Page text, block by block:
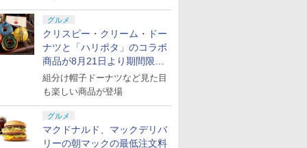
グルメ
クリスピー・クリーム・ドー
ナツと「ハリポタ」のコラボ
商品が8月21日より期間限定
で発売
組分け帽子ドーナツなど見た目
も楽しい商品が登場
グルメ
マクドナルド、マックデリバ
リーの朝マックの最低注文料